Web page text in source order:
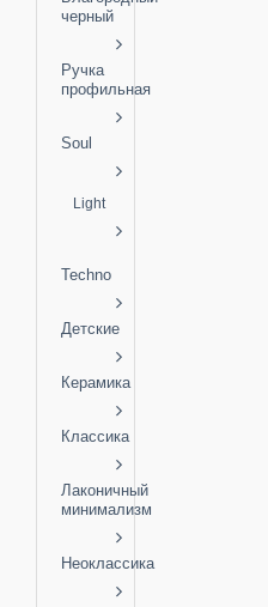
черный
Ручка
профильная
Soul
Light
Techno
Детские
Керамика
Классика
Лаконичный
минимализм
Неоклассика